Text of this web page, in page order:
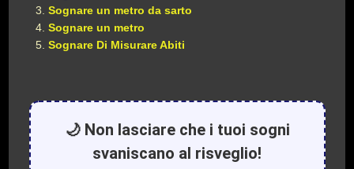
Sognare un metro da sarto
Sognare un metro
Sognare Di Misurare Abiti
🌙 Non lasciare che i tuoi sogni
svaniscano al risveglio!